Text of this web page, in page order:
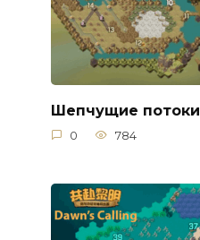
Шепчущие потоки
0 784